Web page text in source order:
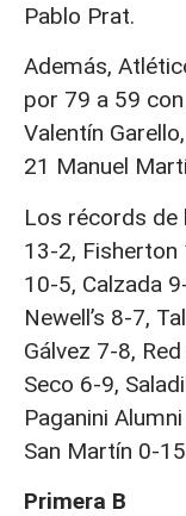
Pablo Prat.
Además,
por 79 a 59
Valentín
21 Manuel
Los récords de
13-2,
10-5, Calzada
Newell’s 8-7,
Gálvez 7-8,
Seco 6-9,
Paganini
San Martín 0-
Primera B